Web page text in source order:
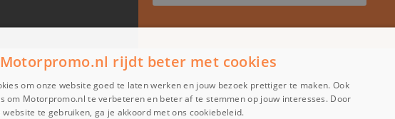
Motorpromo.nl rijdt beter met cookies
om onze website goed te laten werken en jouw bezoek prettiger te maken. Ook
om Motorpromo.nl te verbeteren en beter af te stemmen op jouw interesses. Door
website te gebruiken, ga je akkoord met ons cookiebeleid.